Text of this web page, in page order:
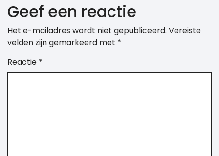
Geef een reactie
Het e-mailadres wordt niet gepubliceerd. Vereiste
velden zijn gemarkeerd met *
Reactie *